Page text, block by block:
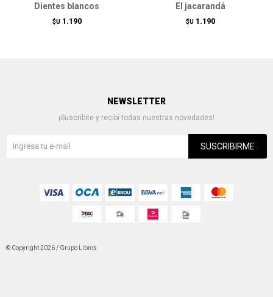
Dientes blancos
$U 1.190
El jacarandá
$U 1.190
NEWSLETTER
¡Suscribite y recibí todas nuestras novedades!
SUSCRIBIRME
© Copyright 2026 / Grupo Libros